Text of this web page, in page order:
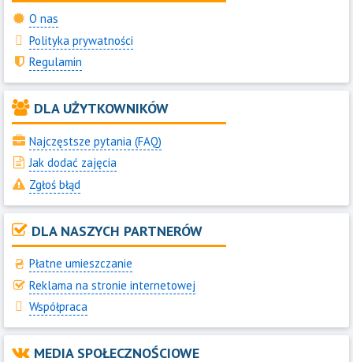
O nas
Polityka prywatności
Regulamin
DLA UŻYTKOWNIKÓW
Najczęstsze pytania (FAQ)
Jak dodać zajęcia
Zgłoś błąd
DLA NASZYCH PARTNERÓW
Płatne umieszczanie
Reklama na stronie internetowej
Współpraca
MEDIA SPOŁECZNOŚCIOWE